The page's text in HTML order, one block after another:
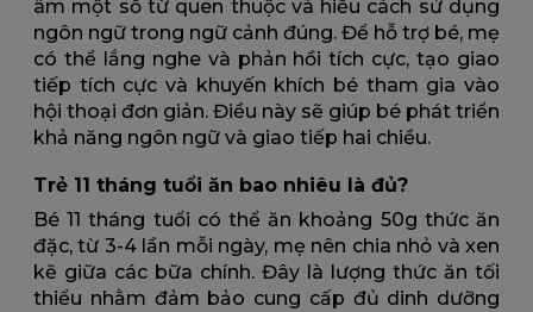
âm một số từ quen thuộc và hiểu cách sử dụng
ngôn ngữ trong ngữ cảnh đúng. Để hỗ trợ bé, mẹ
có thể lắng nghe và phản hồi tích cực, tạo giao
tiếp tích cực và khuyến khích bé tham gia vào
hội thoại đơn giản. Điều này sẽ giúp bé phát triển
khả năng ngôn ngữ và giao tiếp hai chiều.
Trẻ 11 tháng tuổi ăn bao nhiêu là đủ?
Bé 11 tháng tuổi có thể ăn khoảng 50g thức ăn
đặc, từ 3-4 lần mỗi ngày, mẹ nên chia nhỏ và xen
kẽ giữa các bữa chính. Đây là lượng thức ăn tối
thiểu nhằm đảm bảo cung cấp đủ dinh dưỡng